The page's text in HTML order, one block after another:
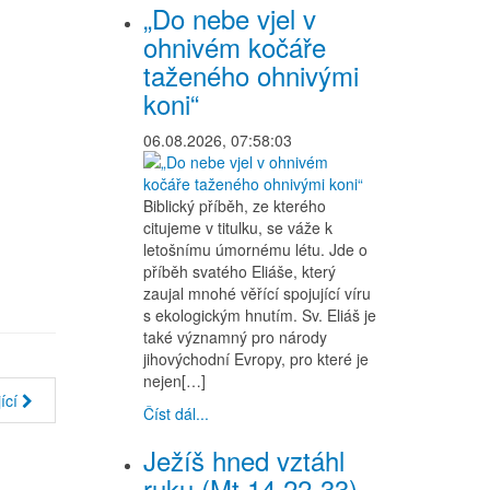
„Do nebe vjel v
ohnivém kočáře
taženého ohnivými
koni“
06.08.2026, 07:58:03
Biblický příběh, ze kterého
citujeme v titulku, se váže k
letošnímu úmornému létu. Jde o
příběh svatého Eliáše, který
zaujal mnohé věřící spojující víru
s ekologickým hnutím. Sv. Eliáš je
také významný pro národy
jihovýchodní Evropy, pro které je
nejen[…]
Číst dál...
Ježíš hned vztáhl